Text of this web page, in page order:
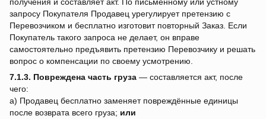
получения и составляет акт. По письменному или устному
запросу Покупателя Продавец урегулирует претензию с
Перевозчиком и бесплатно изготовит повторный Заказ. Если
Покупатель такого запроса не делает, он вправе
самостоятельно предъявить претензию Перевозчику и решать
вопрос о компенсации по своему усмотрению.
7.1.3. Повреждена часть груза — составляется акт, после
чего:
a) Продавец бесплатно заменяет повреждённые единицы
после возврата всего груза; или